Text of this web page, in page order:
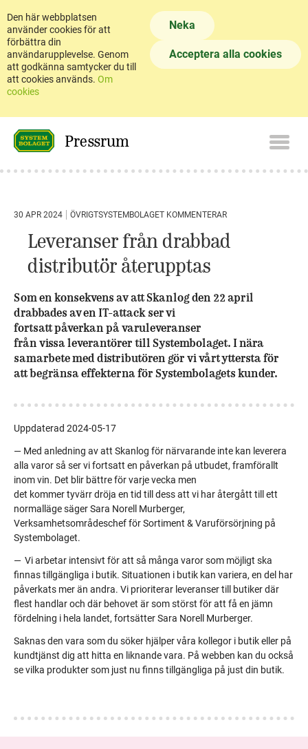
Den här webbplatsen
använder cookies för att
förbättra din
användarupplevelse. Genom
att godkänna samtycker du till
att cookies används. Om
cookies
Neka
Acceptera alla cookies
Pressrum
30 APR 2024 ÖVRIGTSYSTEMBOLAGET KOMMENTERAR
Leveranser från drabbad
distributör återupptas
Som en konsekvens av att Skanlog den 22 april
drabbades av en IT-attack ser vi
fortsatt påverkan på varuleveranser
från vissa leverantörer till Systembolaget. I nära
samarbete med distributören gör vi vårt yttersta för
att begränsa effekterna för Systembolagets kunder.
Uppdaterad 2024-05-17
— Med anledning av att Skanlog för närvarande inte kan leverera
alla varor så ser vi fortsatt en påverkan på utbudet, framförallt
inom vin. Det blir bättre för varje vecka men
det kommer tyvärr dröja en tid till dess att vi har återgått till ett
normalläge säger Sara Norell Murberger,
Verksamhetsområdeschef för Sortiment & Varuförsörjning på
Systembolaget.
— Vi arbetar intensivt för att så många varor som möjligt ska
finnas tillgängliga i butik. Situationen i butik kan variera, en del har
påverkats mer än andra. Vi prioriterar leveranser till butiker där
flest handlar och där behovet är som störst för att få en jämn
fördelning i hela landet, fortsätter Sara Norell Murberger.
Saknas den vara som du söker hjälper våra kollegor i butik eller på
kundtjänst dig att hitta en liknande vara. På webben kan du också
se vilka produkter som just nu finns tillgängliga på just din butik.